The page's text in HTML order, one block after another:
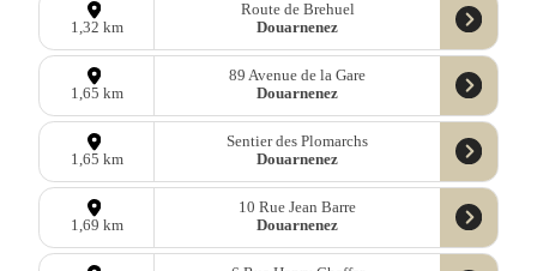
1,32 km
Route de Brehuel
Douarnenez
1,65 km
89 Avenue de la Gare
Douarnenez
1,65 km
Sentier des Plomarchs
Douarnenez
1,69 km
10 Rue Jean Barre
Douarnenez